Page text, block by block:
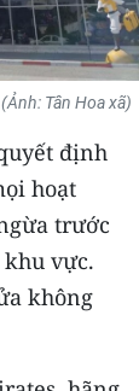
Tân Hoa xã)
định
hoạt
trước
vực.
không